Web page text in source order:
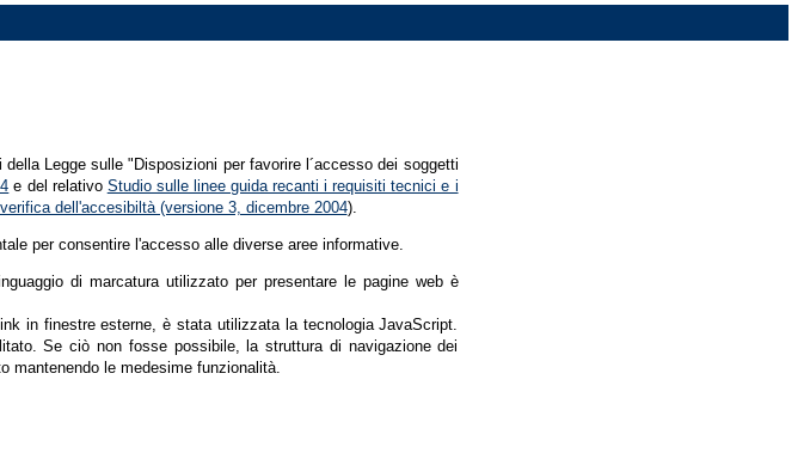
Legge sulle "Disposizioni per favorire l´accesso dei soggetti
e del relativo Studio sulle linee guida recanti i requisiti tecnici e i
dell'accesibiltà (versione 3, dicembre 2004).
per consentire l'accesso alle diverse aree informative.
di marcatura utilizzato per presentare le pagine web è
in finestre esterne, è stata utilizzata la tecnologia JavaScript.
Se ciò non fosse possibile, la struttura di navigazione dei
mantenendo le medesime funzionalità.